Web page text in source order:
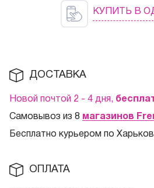
КУПИТЬ В
ДОСТАВКА
Новой почтой 2 - 4 дня,
Самовывоз из 8 магазинов
Бесплатно курьером по
ОПЛАТА